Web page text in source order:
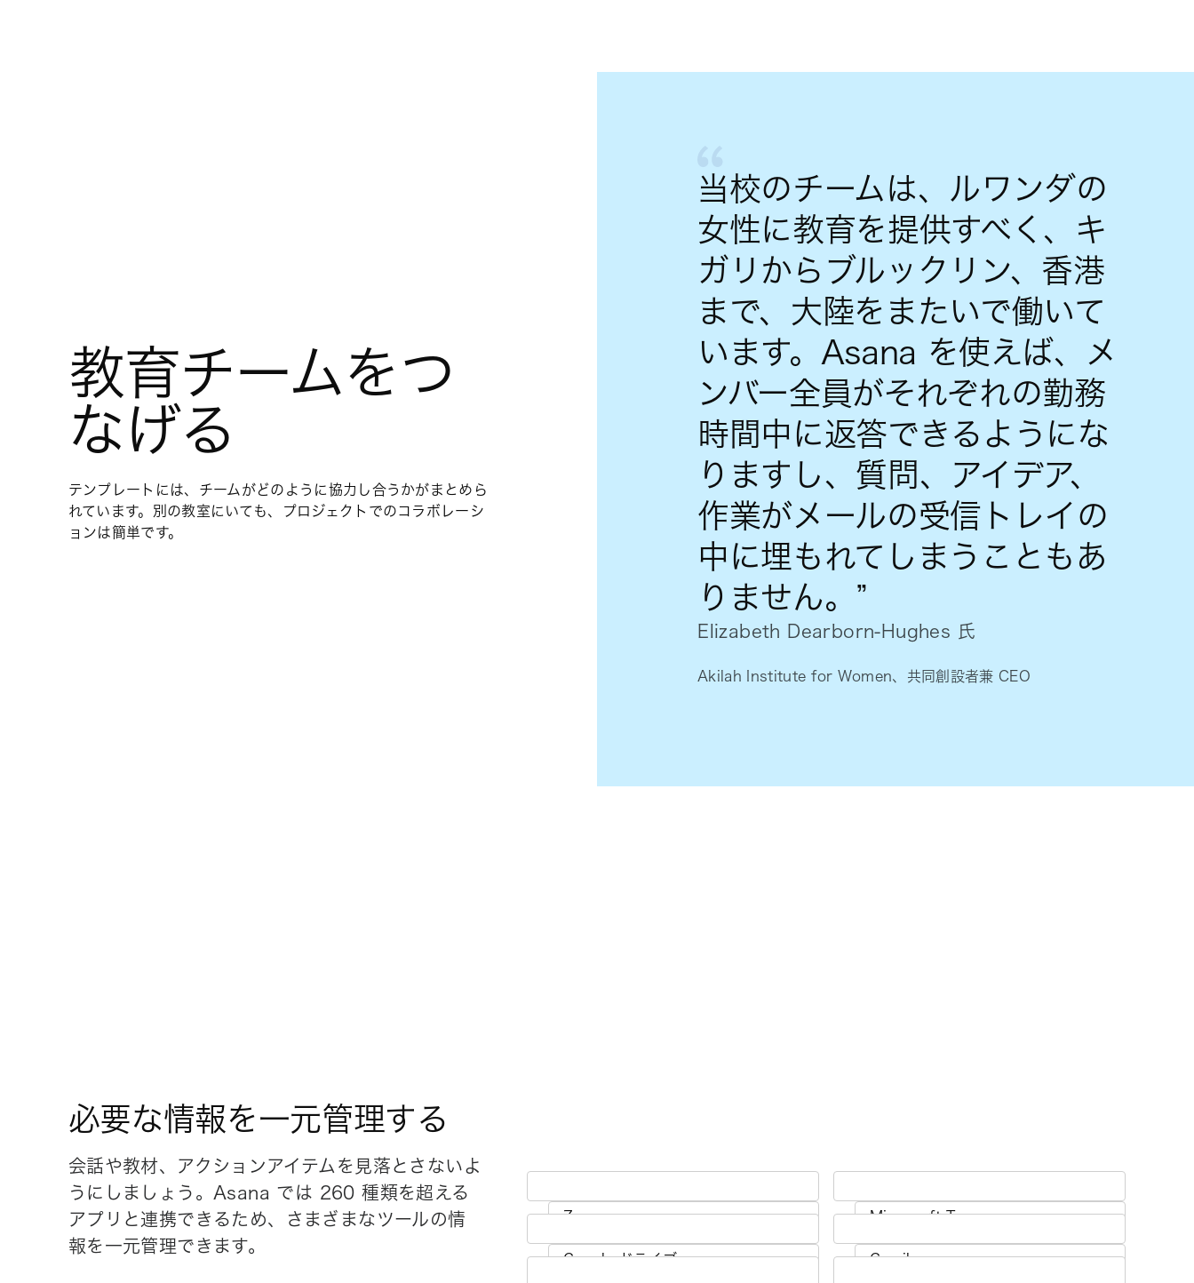
当校のチームは、ルワンダの
女性に教育を提供すべく、キ
ガリからブルックリン、香港
まで、大陸をまたいで働いて
います。Asana を使えば、メ
ンバー全員がそれぞれの勤務
時間中に返答できるようにな
りますし、質問、アイデア、
作業がメールの受信トレイの
中に埋もれてしまうこともあ
りません。”
Elizabeth Dearborn-Hughes 氏
Akilah Institute for Women、共同創設者兼 CEO
教育チームをつ
なげる
テンプレートには、チームがどのように協力し合うかがまとめら
れています。別の教室にいても、プロジェクトでのコラボレーシ
ョンは簡単です。
必要な情報を一元管理する
会話や教材、アクションアイテムを見落とさないよ
うにしましょう。Asana では 260 種類を超える
アプリと連携できるため、さまざまなツールの情
報を一元管理できます。